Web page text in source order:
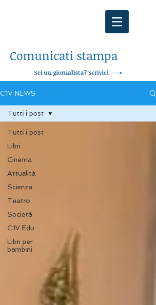
Comunicati stampa
Sei un giornalista? Scrivici --->
C1V NEWS
Tutti i post
Libri
Cinema
Attualità
Scienza
Teatro
Società
C1V Edu
Libri per
bambini
Tutti i post